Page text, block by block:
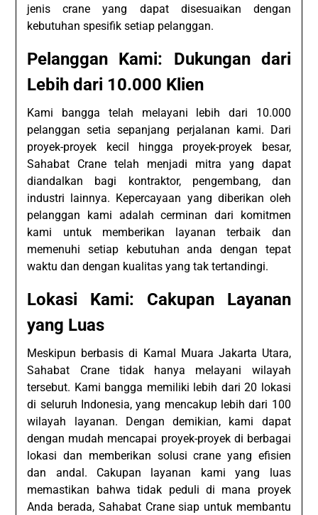
jenis crane yang dapat disesuaikan dengan
kebutuhan spesifik setiap pelanggan.
Pelanggan Kami: Dukungan dari
Lebih dari 10.000 Klien
Kami bangga telah melayani lebih dari 10.000
pelanggan setia sepanjang perjalanan kami. Dari
proyek-proyek kecil hingga proyek-proyek besar,
Sahabat Crane telah menjadi mitra yang dapat
diandalkan bagi kontraktor, pengembang, dan
industri lainnya. Kepercayaan yang diberikan oleh
pelanggan kami adalah cerminan dari komitmen
kami untuk memberikan layanan terbaik dan
memenuhi setiap kebutuhan anda dengan tepat
waktu dan dengan kualitas yang tak tertandingi.
Lokasi Kami: Cakupan Layanan
yang Luas
Meskipun berbasis di Kamal Muara Jakarta Utara,
Sahabat Crane tidak hanya melayani wilayah
tersebut. Kami bangga memiliki lebih dari 20 lokasi
di seluruh Indonesia, yang mencakup lebih dari 100
wilayah layanan. Dengan demikian, kami dapat
dengan mudah mencapai proyek-proyek di berbagai
lokasi dan memberikan solusi crane yang efisien
dan andal. Cakupan layanan kami yang luas
memastikan bahwa tidak peduli di mana proyek
Anda berada, Sahabat Crane siap untuk membantu